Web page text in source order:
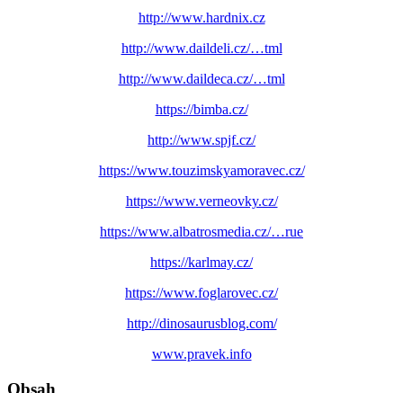
http://www.hardnix.cz
http://www.daildeli.cz/…tml
http://www.daildeca.cz/…tml
https://bimba.cz/
http://www.spjf.cz/
https://www.touzimskyamoravec.cz/
https://www.verneovky.cz/
https://www.albatrosmedia.cz/…rue
https://karlmay.cz/
https://www.foglarovec.cz/
http://dinosaurusblog.com/
www.pravek.info
Obsah